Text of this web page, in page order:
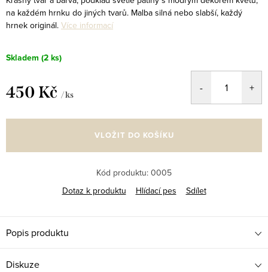
na každém hrnku do jiných tvarů. Malba silná nebo slabší, každý
hrnek originál. Více informací
Skladem (2 ks)
450 Kč / ks
cena:
VLOŽIT DO KOŠÍKU
Kód produktu: 0005
Dotaz k produktu
Hlídací pes Sdílet
Popis produktu
Diskuze